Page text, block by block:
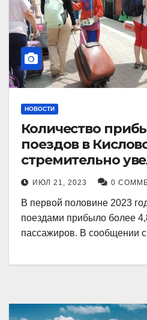
НОВОСТИ
Количество
поездов в
стремительно
ИЮЛ 21, 2023 0
В первой половине 2023
поездами прибыло более
пассажиров. В сообщении